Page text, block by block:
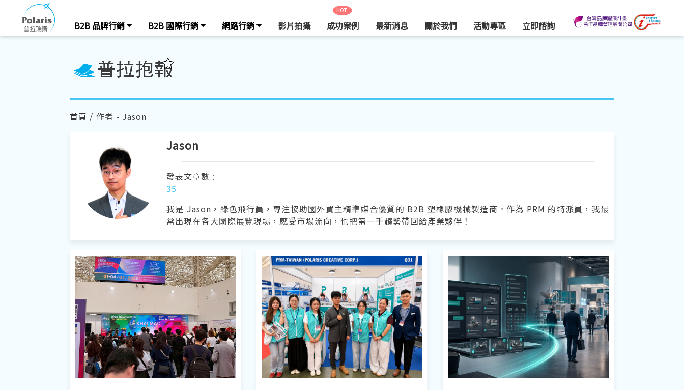
B2B 品牌行銷 B2B 國際行銷 網路行銷 影片拍攝
HOT
成功案例 最新消息 關於我們 活動專區 立即諮詢
首頁 / 作者 - Jason
Jason
發表文章數 :
35
我是 Jason，綠色飛行員，專注協助國外買主精準媒合優質的 B2B 塑橡膠機械製造商。作為 PRM 的特派員，我最
常出現在各大國際展覽現場，感受市場流向，也把第一手趨勢帶回給產業夥伴！